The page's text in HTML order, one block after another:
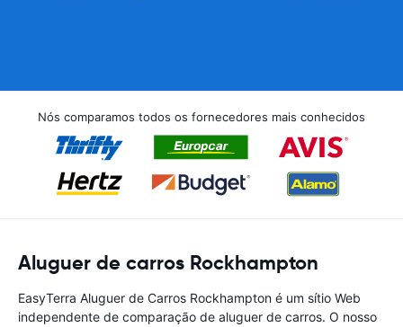
Nós comparamos todos os fornecedores mais conhecidos
Aluguer de carros Rockhampton
EasyTerra Aluguer de Carros Rockhampton é um sítio Web
independente de comparação de aluguer de carros. O nosso